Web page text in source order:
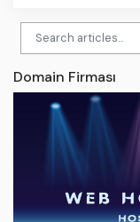
Domain Firması